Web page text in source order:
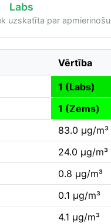
Labs
uzskatīta par apmierinošu
Vērtība
1 (Labs)
1 (Zems)
83.0 µg/m³
24.0 µg/m³
0.8 µg/m³
0.1 µg/m³
4.1 µg/m³